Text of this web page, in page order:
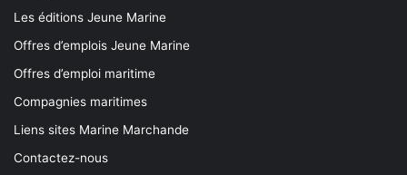
Les éditions Jeune Marine
Offres d’emplois Jeune Marine
Offres d’emploi maritime
Compagnies maritimes
Liens sites Marine Marchande
Contactez-nous